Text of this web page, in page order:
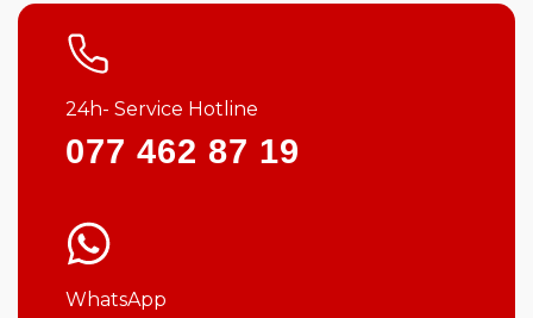
24h- Service Hotline
077 462 87 19
WhatsApp